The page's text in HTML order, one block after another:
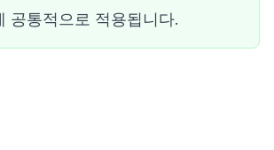
공통적으로 적용됩니다.